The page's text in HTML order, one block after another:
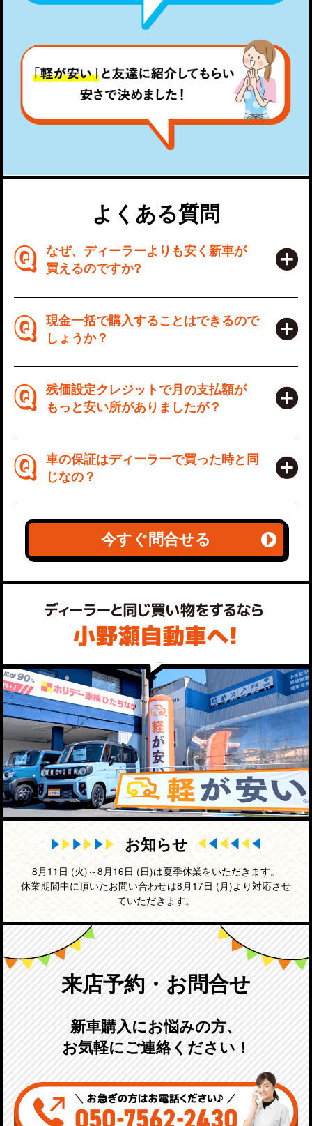
よくある質問
なぜ、ディーラーよりも安く新車が
買えるのですか?
現金一括で購入することはできるので
しょうか？
残価設定クレジットで月の支払額が
もっと安い所がありましたが？
車の保証はディーラーで買った時と同
じなの？
今すぐ問合せる
お知らせ
8月11日 (火)～8月16日 (日)は夏季休業をいただきます。
休業期間中に頂いたお問い合わせは8月17日 (月)より対応させ
ていただきます。
来店予約・お問合せ
新車購入にお悩みの方、
お気軽にご連絡ください！